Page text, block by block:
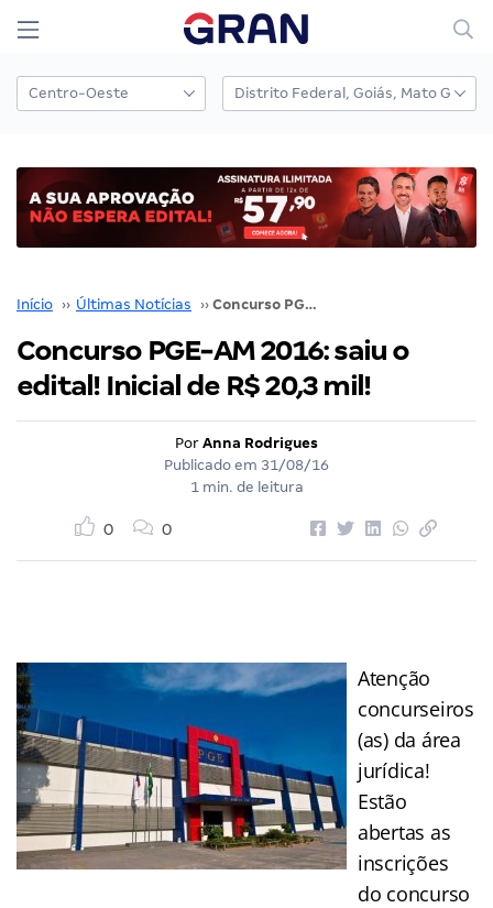
Início ›› Últimas Notícias ›› Concurso PGE-AM 2016: saiu o edital! Inicial de R$ 20,3 mil!
Concurso PGE-AM 2016: saiu o
edital! Inicial de R$ 20,3 mil!
Por Anna Rodrigues
Publicado em 31/08/16
1 min. de leitura
0 0
Atenção
concurseiros
(as) da área
jurídica!
Estão
abertas as
inscrições
do concurso